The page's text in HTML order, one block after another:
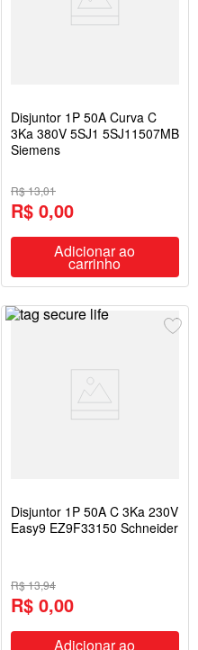
Disjuntor 1P 50A Curva C
3Ka 380V 5SJ1 5SJ11507MB
Siemens
R$ 13,01
R$ 0,00
Adicionar ao
carrinho
Disjuntor 1P 50A C 3Ka 230V
Easy9 EZ9F33150 Schneider
R$ 13,94
R$ 0,00
Adicionar ao